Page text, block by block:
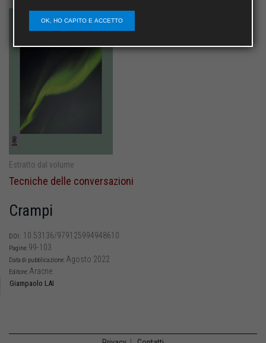
Estratto dal volume
Tecniche delle conversazioni
Crampi
DOI: 10.53136/979125994948610
Pagine: 99-103
Data di pubblicazione: Agosto 2022
Editore: Aracne
Giampaolo LAI
OK, HO CAPITO E ACCETTO